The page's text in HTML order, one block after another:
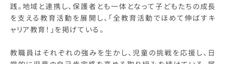
践。地域と連携し、保護者とも一体となって子どもたちの成長
を支える教育活動を展開し、「全教育活動でほめて伸ばすキ
ャリア教育！」を掲げている。
教職員はそれぞれの強みを生かし、児童の挑戦を応援し、日